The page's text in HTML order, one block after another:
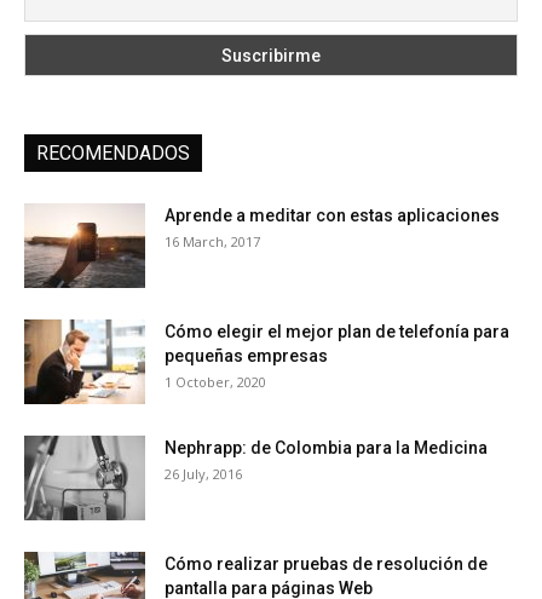
RECOMENDADOS
Aprende a meditar con estas aplicaciones
16 March, 2017
Cómo elegir el mejor plan de telefonía para
pequeñas empresas
1 October, 2020
Nephrapp: de Colombia para la Medicina
26 July, 2016
Cómo realizar pruebas de resolución de
pantalla para páginas Web